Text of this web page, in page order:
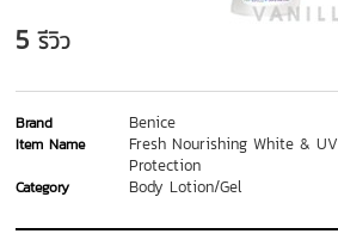
5 รีวิว
Brand Benice
Item Name
Fresh Nourishing White & UV
Protection
Category Body Lotion/Gel